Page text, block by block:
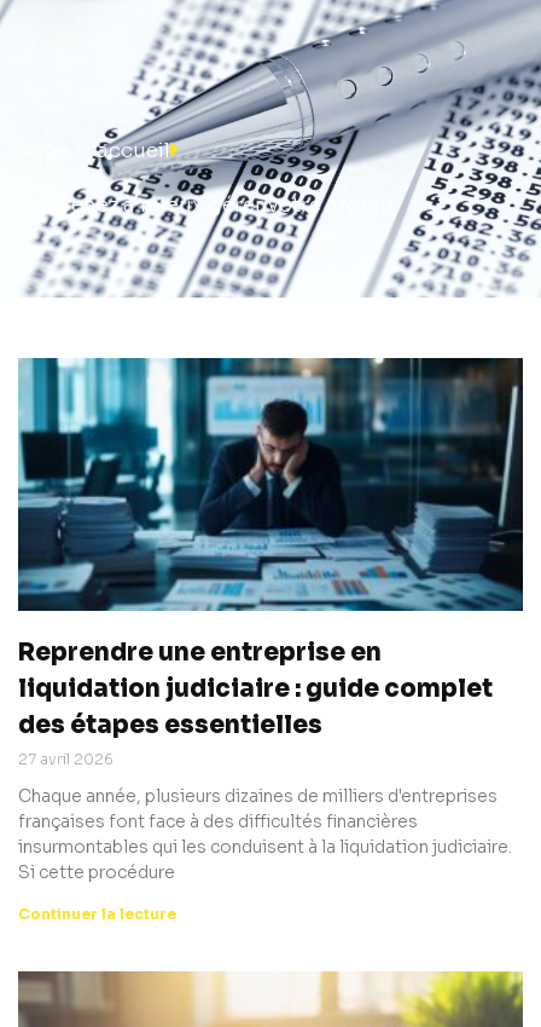
Page D'accueil
Apprenez à mieux gérer votre argent
Reprendre une entreprise en
liquidation judiciaire : guide complet
des étapes essentielles
27 avril 2026
Chaque année, plusieurs dizaines de milliers d'entreprises
françaises font face à des difficultés financières
insurmontables qui les conduisent à la liquidation judiciaire.
Si cette procédure
Continuer la lecture